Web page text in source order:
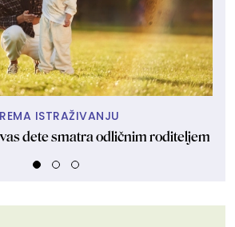
ISTRAŽIVANJU
dete smatra odličnim roditeljem